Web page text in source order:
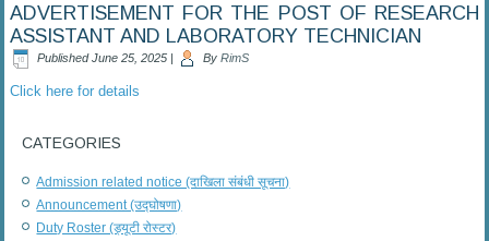
ADVERTISEMENT FOR THE POST OF RESEARCH
ASSISTANT AND LABORATORY TECHNICIAN
Published June 25, 2025 | By RimS
Click here for details
CATEGORIES
Admission related notice (दाखिला संबंधी सूचना)
Announcement (उद्घोषणा)
Duty Roster (ड्यूटी रोस्टर)